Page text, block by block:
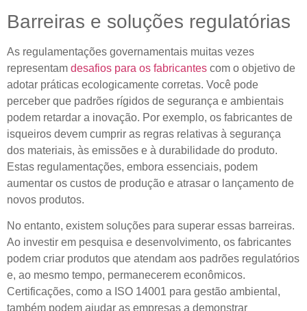
Barreiras e soluções regulatórias
As regulamentações governamentais muitas vezes
representam desafios para os fabricantes com o objetivo de
adotar práticas ecologicamente corretas. Você pode
perceber que padrões rígidos de segurança e ambientais
podem retardar a inovação. Por exemplo, os fabricantes de
isqueiros devem cumprir as regras relativas à segurança
dos materiais, às emissões e à durabilidade do produto.
Estas regulamentações, embora essenciais, podem
aumentar os custos de produção e atrasar o lançamento de
novos produtos.
No entanto, existem soluções para superar essas barreiras.
Ao investir em pesquisa e desenvolvimento, os fabricantes
podem criar produtos que atendam aos padrões regulatórios
e, ao mesmo tempo, permanecerem econômicos.
Certificações, como a ISO 14001 para gestão ambiental,
também podem ajudar as empresas a demonstrar